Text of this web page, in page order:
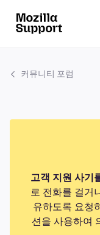
커뮤니티 포럼
고객 지원 사기
로 전화를 걸거
유하도록 요청
션을 사용하여